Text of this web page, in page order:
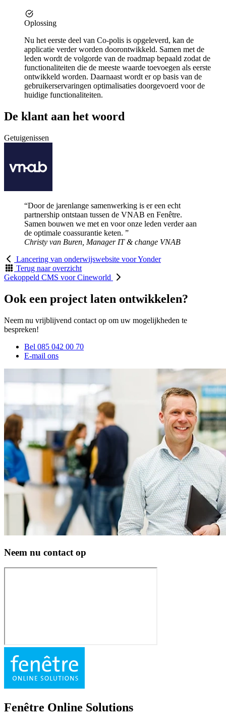
Oplossing
Nu het eerste deel van Co-polis is opgeleverd, kan de
applicatie verder worden doorontwikkeld. Samen met de
leden wordt de volgorde van de roadmap bepaald zodat de
functionaliteiten die de meeste waarde toevoegen als eerste
ontwikkeld worden. Daarnaast wordt er op basis van de
gebruikerservaringen optimalisaties doorgevoerd voor de
huidige functionaliteiten.
De klant aan het woord
Getuigenissen
“Door de jarenlange samenwerking is er een echt
partnership ontstaan tussen de VNAB en Fenêtre.
Samen bouwen we met en voor onze leden verder aan
de optimale coassurantie keten. ”
Christy van Buren, Manager IT & change VNAB
Lancering van onderwijswebsite voor Yonder
Terug naar overzicht
Gekoppeld CMS voor Cineworld
Ook een project laten ontwikkelen?
Neem nu vrijblijvend contact op om uw mogelijkheden te
bespreken!
Bel 085 042 00 70
E-mail ons
Neem nu contact op
Fenêtre Online Solutions